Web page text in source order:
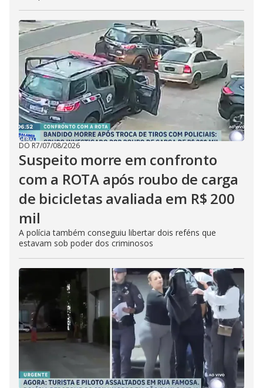
DO R7/07/08/2026
Suspeito morre em confronto
com a ROTA após roubo de carga
de bicicletas avaliada em R$ 200
mil
A polícia também conseguiu libertar dois reféns que
estavam sob poder dos criminosos